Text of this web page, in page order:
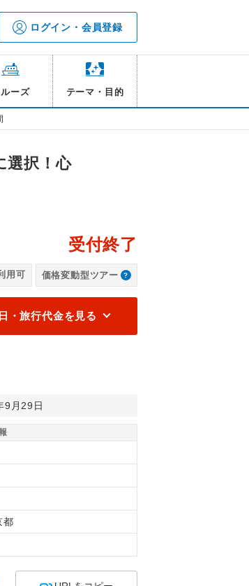
ログイン・会員登録
ーズ テーマ・目的
選択！心
外観（割増代金がかかる場合がございます）
受付終了
用可 価格変動型ツアー
・旅行代金を見る
9月29日
都